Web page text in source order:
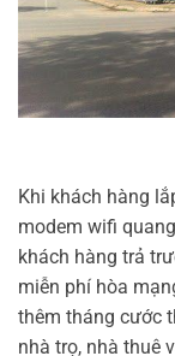
Khi khách hàng
modem wifi
khách hàng trả
miễn phí hòa
thêm tháng cước
nhà trọ, nhà thuê